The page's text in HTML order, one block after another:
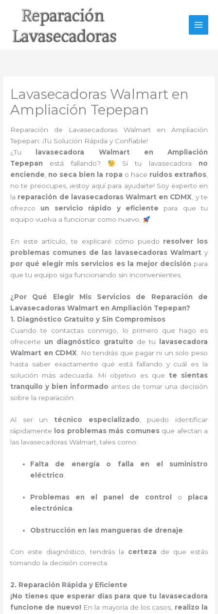
Lavasecadoras Walmart en
Ampliación Tepepan
Reparación de Lavasecadoras Walmart en Ampliación
Tepepan: ¡Tu Solución Rápida y Confiable!
¿Tu
lavasecadora Walmart en Ampliación
Tepepan está fallando? Si tu lavasecadora no
enciende, no seca bien la ropa o hace ruidos extraños,
no te preocupes, ¡estoy aquí para ayudarte! Soy experto en
la reparación de lavasecadoras Walmart en CDMX, y te
ofrezco un servicio rápido y eficiente para que tu
equipo vuelva a funcionar como nuevo.
En este artículo, te explicaré cómo puedo resolver los
problemas comunes de las lavasecadoras Walmart y
por qué elegir mis servicios es la mejor decisión para
que tu equipo siga funcionando sin inconvenientes.
¿Por Qué Elegir Mis Servicios de Reparación de
Lavasecadoras Walmart en Ampliación Tepepan?
1. Diagnóstico Gratuito y Sin Compromisos
Cuando te contactas conmigo, lo primero que hago es
ofrecerte un diagnóstico gratuito de tu
lavasecadora
Walmart en CDMX . No tendrás que pagar ni un solo peso
hasta saber exactamente qué está fallando y cuál es la
solución más adecuada. Mi objetivo es que te sientas
tranquilo y bien informado antes de tomar una decisión
sobre la reparación.
Al ser un técnico especializado , puedo identificar
rápidamente
los problemas más comunesque afectan a
las lavasecadoras Walmart, tales como:
Falta de energía o falla en el suministro
eléctrico
Problemas en el panel de control o placa
electrónica
Obstrucción en las mangueras de drenaje
Con este diagnóstico, tendrás la certeza de que estás
tomando la decisión correcta.
2. Reparación Rápida y Eficiente
¡No tienes que esperar días para que tu lavasecadora
funcione de nuevo! En la mayoría de los casos, realizo la